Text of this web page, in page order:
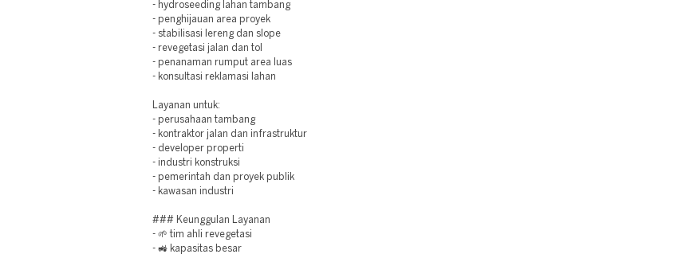
- hydroseeding lahan tambang
- penghijauan area proyek
- stabilisasi lereng dan slope
- revegetasi jalan dan tol
- penanaman rumput area luas
- konsultasi reklamasi lahan
Layanan untuk:
- perusahaan tambang
- kontraktor jalan dan infrastruktur
- developer properti
- industri konstruksi
- pemerintah dan proyek publik
- kawasan industri
### Keunggulan Layanan
- 🌱 tim ahli revegetasi
- 🚜 kapasitas besar